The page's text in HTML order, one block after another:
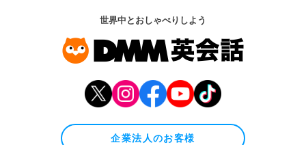
世界中とおしゃべりしよう
企業法人のお客様